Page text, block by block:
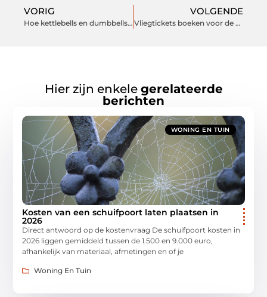
VORIG
Hoe kettlebells en dumbbells je training naar een hoger niveau tillen
VOLGENDE
Vliegtickets boeken voor de zomer doe je zo slim mogelijk
Hier zijn enkele gerelateerde
berichten
WONING EN TUIN
Kosten van een schuifpoort laten plaatsen in
2026
Direct antwoord op de kostenvraag De schuifpoort kosten in
2026 liggen gemiddeld tussen de 1.500 en 9.000 euro,
afhankelijk van materiaal, afmetingen en of je
Woning En Tuin